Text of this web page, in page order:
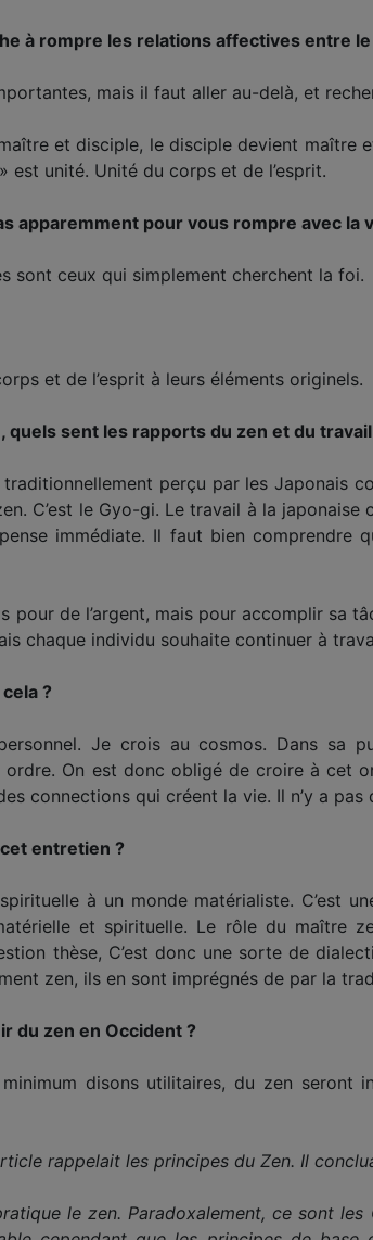
à rompre les relations affectives entre
mais il faut aller au-delà, et
et disciple, le disciple devient maître
est unité. Unité du corps et de l’esprit.
apparemment pour vous rompre avec la
sont ceux qui simplement cherchent la foi.
et de l’esprit à leurs éléments originels.
quels sent les rapports du zen et du travail
perçu par les Japonais
C’est le Gyo-gi. Le travail à la
immédiate. Il faut bien
pour de l’argent, mais pour accomplir sa
chaque individu souhaite continuer à
?
Je crois au cosmos. Dans sa
ordre. On est donc obligé de croire à cet
connections qui créent la vie. Il n’y a
entretien ?
à un monde matérialiste. C’est
et spirituelle. Le rôle du maître
thèse, C’est donc une sorte de
zen, ils en sont imprégnés de par la
du zen en Occident ?
disons utilitaires, du zen seront
rappelait les principes du Zen. Il
le zen. Paradoxalement, ce sont